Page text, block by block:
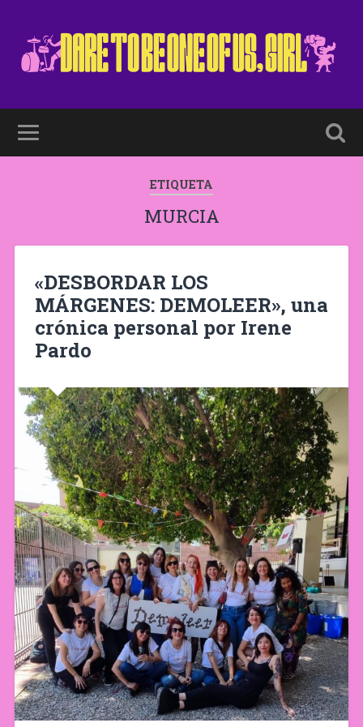
ETIQUETA
MURCIA
«DESBORDAR LOS
MÁRGENES: DEMOLEER», una
crónica personal por Irene
Pardo